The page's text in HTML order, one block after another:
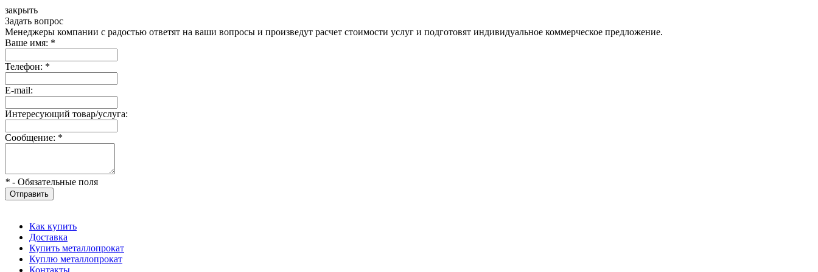
закрыть
Задать вопрос
Менеджеры компании с радостью ответят на ваши вопросы и произведут расчет стоимости услуг и подготовят индивидуальное коммерческое предложение.
Ваше имя: *
Телефон: *
E-mail:
Интересующий товар/услуга:
Сообщение: *
* - Обязательные поля
Отправить
Как купить
Доставка
Купить металлопрокат
Куплю металлопрокат
Контакты